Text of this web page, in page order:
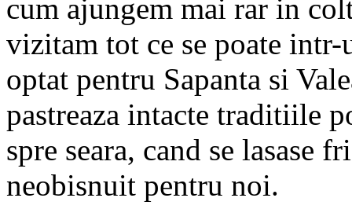
cum ajungem mai rar in
vizitam tot ce se poate intr-
optat pentru Sapanta si
pastreaza intacte traditiile
spre seara, cand se lasase
neobisnuit pentru noi.